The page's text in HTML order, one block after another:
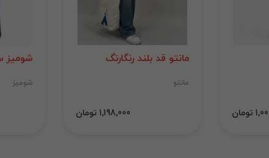
مانتو قد بلند رنگارنگ
مانتو
1,198,000 تومان
شومیز
شومیز